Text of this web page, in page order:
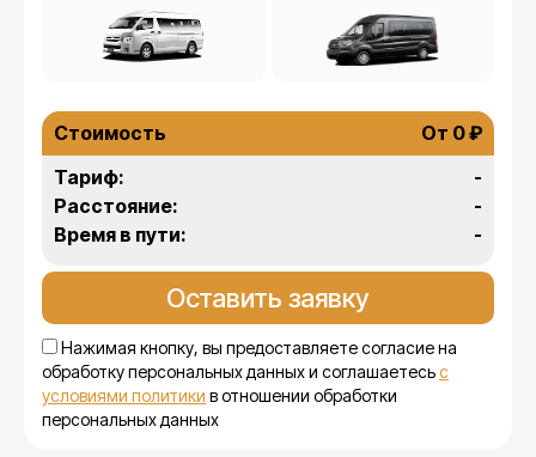
Стоимость
От 0 ₽
Тариф:
-
Расстояние:
-
Время в пути:
-
Нажимая кнопку, вы предоставляете согласие на
обработку персональных данных и соглашаетесьс
условиями политики в отношении обработки
персональных данных